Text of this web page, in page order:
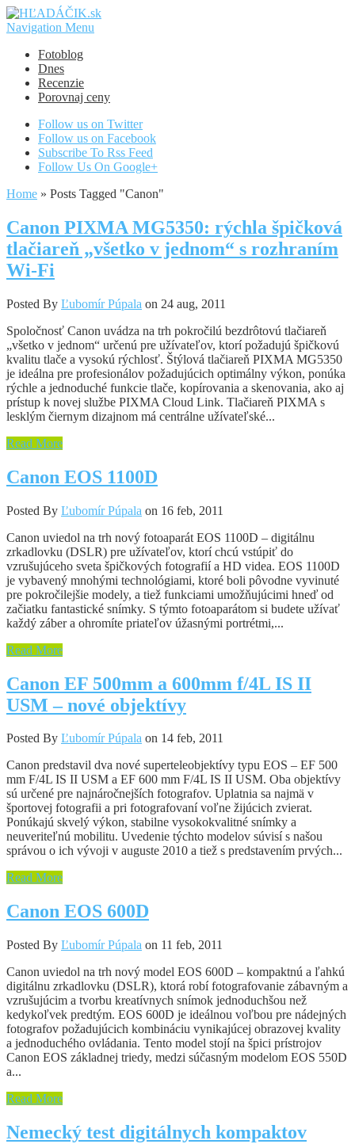
Navigation Menu
Fotoblog
Dnes
Recenzie
Porovnaj ceny
Follow us on Twitter
Follow us on Facebook
Subscribe To Rss Feed
Follow Us On Google+
Home » Posts Tagged "Canon"
Canon PIXMA MG5350: rýchla špičková
tlačiareň „všetko v jednom“ s rozhraním
Wi-Fi
Posted By Ľubomír Púpala on 24 aug, 2011
Spoločnosť Canon uvádza na trh pokročilú bezdrôtovú tlačiareň
„všetko v jednom“ určenú pre užívateľov, ktorí požadujú špičkovú
kvalitu tlače a vysokú rýchlosť. Štýlová tlačiareň PIXMA MG5350
je ideálna pre profesionálov požadujúcich optimálny výkon, ponúka
rýchle a jednoduché funkcie tlače, kopírovania a skenovania, ako aj
prístup k novej službe PIXMA Cloud Link. Tlačiareň PIXMA s
lesklým čiernym dizajnom má centrálne užívateľské...
Read More
Canon EOS 1100D
Posted By Ľubomír Púpala on 16 feb, 2011
Canon uviedol na trh nový fotoaparát EOS 1100D – digitálnu
zrkadlovku (DSLR) pre užívateľov, ktorí chcú vstúpiť do
vzrušujúceho sveta špičkových fotografií a HD videa. EOS 1100D
je vybavený mnohými technológiami, ktoré boli pôvodne vyvinuté
pre pokročilejšie modely, a tiež funkciami umožňujúcimi hneď od
začiatku fantastické snímky. S týmto fotoaparátom si budete užívať
každý záber a ohromíte priateľov úžasnými portrétmi,...
Read More
Canon EF 500mm a 600mm f/4L IS II
USM – nové objektívy
Posted By Ľubomír Púpala on 14 feb, 2011
Canon predstavil dva nové superteleobjektívy typu EOS – EF 500
mm F/4L IS II USM a EF 600 mm F/4L IS II USM. Oba objektívy
sú určené pre najnáročnejších fotografov. Uplatnia sa najmä v
športovej fotografii a pri fotografovaní voľne žijúcich zvierat.
Ponúkajú skvelý výkon, stabilne vysokokvalitné snímky a
neuveriteľnú mobilitu. Uvedenie týchto modelov súvisí s našou
správou o ich vývoji v auguste 2010 a tiež s predstavením prvých...
Read More
Canon EOS 600D
Posted By Ľubomír Púpala on 11 feb, 2011
Canon uviedol na trh nový model EOS 600D – kompaktnú a ľahkú
digitálnu zrkadlovku (DSLR), ktorá robí fotografovanie zábavným a
vzrušujúcim a tvorbu kreatívnych snímok jednoduchšou než
kedykoľvek predtým. EOS 600D je ideálnou voľbou pre nádejných
fotografov požadujúcich kombináciu vynikajúcej obrazovej kvality
a jednoduchého ovládania. Tento model stojí na špici prístrojov
Canon EOS základnej triedy, medzi súčasným modelom EOS 550D
a...
Read More
Nemecký test digitálnych kompaktov